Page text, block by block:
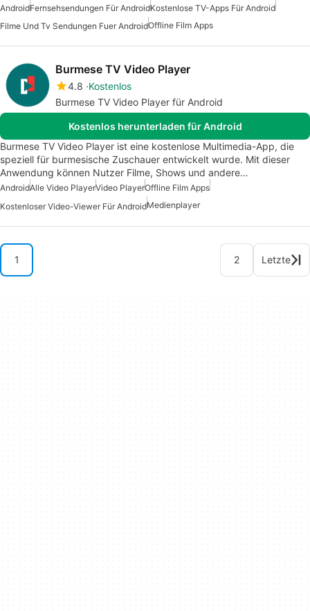
AndroidFernsehsendungen Für AndroidKostenlose TV-Apps Für Android
Filme Und Tv Sendungen Fuer AndroidOffline Film Apps
Burmese TV Video Player
4.8 Kostenlos
Burmese TV Video Player für Android
Kostenlos herunterladen für Android
Burmese TV Video Player ist eine kostenlose Multimedia-App, die
speziell für burmesische Zuschauer entwickelt wurde. Mit dieser
Anwendung können Nutzer Filme, Shows und andere…
AndroidAlle Video PlayerVideo PlayerOffline Film Apps
Kostenloser Video-Viewer Für AndroidMedienplayer
1 2 Letzte